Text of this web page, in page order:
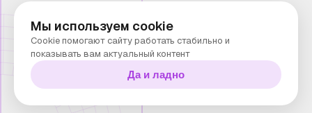
Смс рассылка 2026 ©
Запрещено копирование материалов сайта без
письменного разрешения ООО "Таргет Телеком"
Политика конфиденциальности
Мы используем cookie
Cookie помогают сайту работать стабильно и
показывать вам актуальный контент
Да и ладно